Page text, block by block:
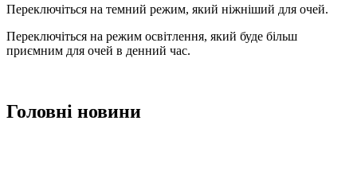
Переключіться на темний режим, який ніжніший для очей.
Переключіться на режим освітлення, який буде більш
приємним для очей в денний час.
Головні новини